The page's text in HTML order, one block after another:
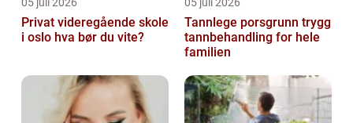
Privat videregående skole
i oslo hva bør du vite?
Tannlege porsgrunn trygg
tannbehandling for hele
familien